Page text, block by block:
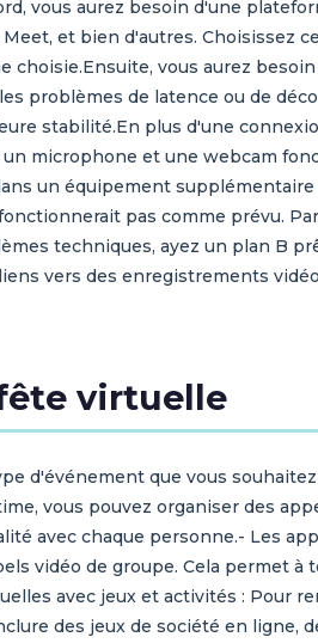
vous aurez besoin d'une
et bien d'autres. Choisissez
choisie.Ensuite, vous aurez
problèmes de latence ou de
stabilité.En plus d'une
microphone et une webcam
un équipement
pas comme prévu.
techniques, ayez un plan B
vers des enregistrements
virtuelle
d'événement que vous
vous pouvez organiser des
avec chaque personne.- Les
vidéo de groupe. Cela permet à
avec jeux et activités : Pour
des jeux de société en ligne,